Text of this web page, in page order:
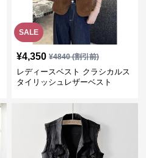
SALE
¥4,350 ¥4840(割引前)
レディースベスト クラシカルス
タイリッシュレザーベスト